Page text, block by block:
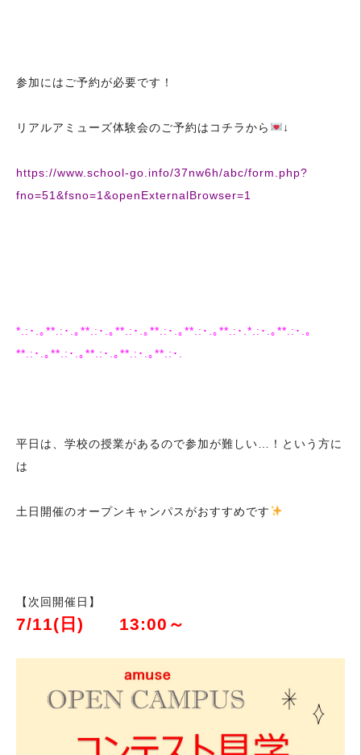
参加にはご予約が必要です！
リアルアミューズ体験会のご予約はコチラから ↓
https://www.school-go.info/37nw6h/abc/form.php?
fno=51&fsno=1&openExternalBrowser=1
*.:･.｡**.:･.｡**.:･.｡**.:･.｡**.:･.｡**.:･.｡**.:･.*.:･.｡**.:･.｡
**.:･.｡**.:･.｡**.:･.｡**.:･.｡**.:･.
平日は、学校の授業があるので参加が難しい…！という方に
は
土日開催のオープンキャンパスがおすすめです
【次回開催日】
7/11(日) 13:00～